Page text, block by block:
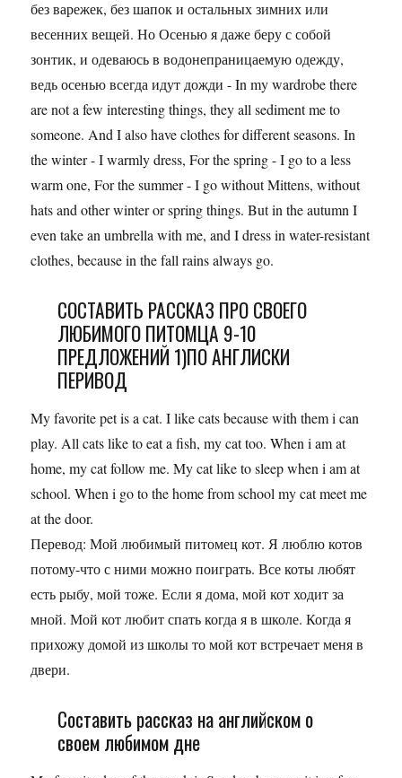
без варежек, без шапок и остальных зимних или
весенних вещей. Но Осенью я даже беру с собой
зонтик, и одеваюсь в водонепраницаемую одежду,
ведь осенью всегда идут дожди - In my wardrobe there
are not a few interesting things, they all sediment me to
someone. And I also have clothes for different seasons. In
the winter - I warmly dress, For the spring - I go to a less
warm one, For the summer - I go without Mittens, without
hats and other winter or spring things. But in the autumn I
even take an umbrella with me, and I dress in water-resistant
clothes, because in the fall rains always go.
СОСТАВИТЬ РАССКАЗ ПРО СВОЕГО
ЛЮБИМОГО ПИТОМЦА 9-10
ПРЕДЛОЖЕНИЙ 1)ПО АНГЛИСКИ
ПЕРИВОД
My favorite pet is a cat. I like cats because with them i can
play. All cats like to eat a fish, my cat too. When i am at
home, my cat follow me. My cat like to sleep when i am at
school. When i go to the home from school my cat meet me
at the door.
Перевод: Мой любимый питомец кот. Я люблю котов
потому-что с ними можно поиграть. Все коты любят
есть рыбу, мой тоже. Если я дома, мой кот ходит за
мной. Мой кот любит спать когда я в школе. Когда я
прихожу домой из школы то мой кот встречает меня в
двери.
Составить рассказ на английском о
своем любимом дне